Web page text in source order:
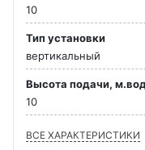
10
Тип установки
вертикальный
Высота подачи,
10
ВСЕ ХАРАКТЕРИСТИКИ